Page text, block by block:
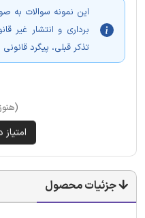
این نمونه سوالات به
برداری و انتشار غیر
تذکر قبلی، پیگرد
جزئیات محصول